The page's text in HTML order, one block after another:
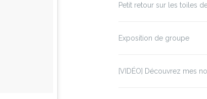
Petit retour sur les toiles
Exposition de groupe
[VIDÉO] Découvrez mes